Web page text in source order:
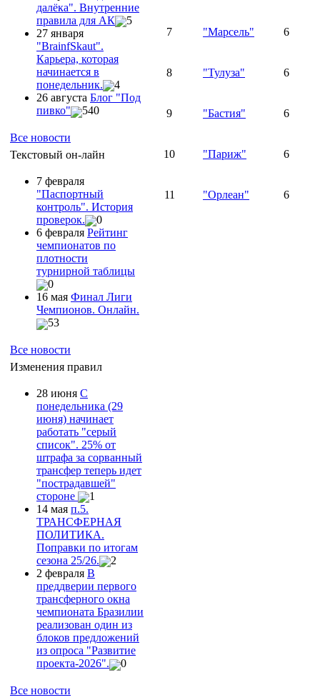
далёка". Внутренние
правила для АК
5
27 января
"ВrainfSkaut".
Карьера, которая
начинается в
понедельник.
4
26 августа Блог "Под
пивко"
540
Все новости
Текстовый он-лайн
7 февраля
"Паспортный
контроль". История
проверок.
0
6 февраля Рейтинг
чемпионатов по
плотности
турнирной таблицы
0
16 мая Финал Лиги
Чемпионов. Онлайн.
53
Все новости
Изменения правил
28 июня С
понедельника (29
июня) начинает
работать "серый
список". 25% от
штрафа за сорванный
трансфер теперь идет
"пострадавшей"
стороне
1
14 мая п.5.
ТРАНСФЕРНАЯ
ПОЛИТИКА.
Поправки по итогам
сезона 25/26.
2
2 февраля В
преддверии первого
трансферного окна
чемпионата Бразилии
реализован один из
блоков предложений
из опроса "Развитие
проекта-2026".
0
Все новости
7 "Марсель" 6
8 "Тулуза" 6
9 "Бастия" 6
10 "Париж" 6
11 "Орлеан" 6